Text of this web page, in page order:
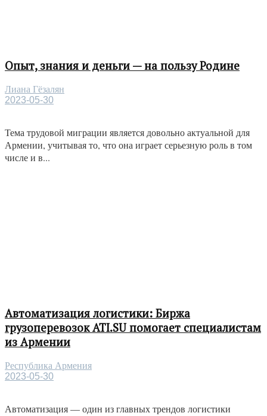
Опыт, знания и деньги — на пользу Родине
Лиана Гёзалян
2023-05-30
Тема трудовой миграции является довольно актуальной для
Армении, учитывая то, что она играет серьезную роль в том
числе и в...
Автоматизация логистики: Биржа
грузоперевозок ATI.SU помогает специалистам
из Армении
Республика Армения
2023-05-30
Автоматизация — один из главных трендов логистики